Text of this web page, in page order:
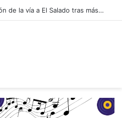
Comenzó la pavimentación de la vía a El Salado tras más de 20 años de espera